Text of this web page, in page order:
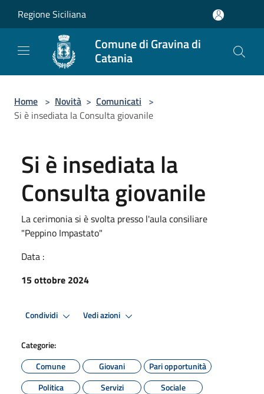
Regione Siciliana
Comune di Gravina di
Catania
Home > Novità > Comunicati >
Si è insediata la Consulta giovanile
Si è insediata la
Consulta giovanile
La cerimonia si è svolta presso l'aula consiliare
"Peppino Impastato"
Data :
15 ottobre 2024
Condividi Vedi azioni
Categorie:
Comune
Giovani
Pari opportunità
Politica
Servizi Sociale